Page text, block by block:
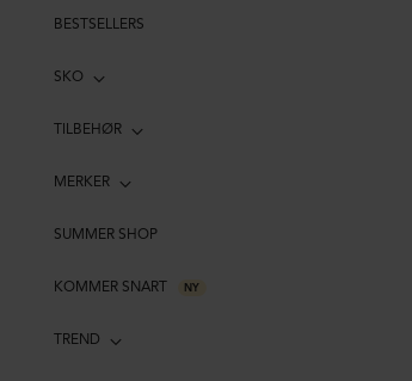
BESTSELLERS
SKO
TILBEHØR
MERKER
SUMMER SHOP
KOMMER SNART NY
TREND